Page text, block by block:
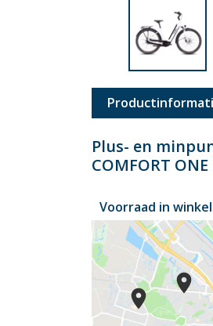
Plus- en
COMFORT ONE
Voorraad in